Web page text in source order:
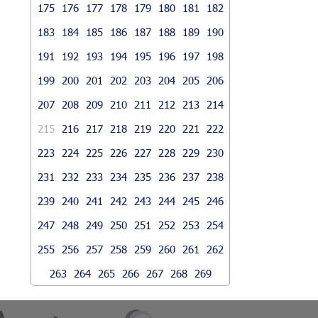
175 176 177 178 179 180 181
182
183
184 185 186 187 188 189
190
191
192 193 194 195 196 197
198
199
200 201 202 203 204 205
206
207
208 209 210 211 212 213
214
215
216 217 218 219 220 221
222
223
224 225 226 227 228 229
230
231
232 233 234 235 236 237
238
239
240 241 242 243 244 245
246
247
248 249 250 251 252 253
254
255
256 257 258 259 260 261
262
263
264 265 266 267 268 269